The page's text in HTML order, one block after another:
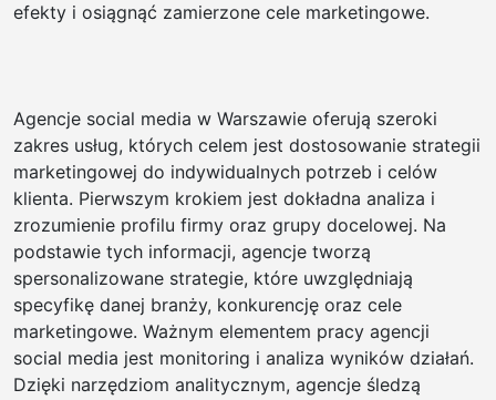
efekty i osiągnąć zamierzone cele marketingowe.
Agencje social media w Warszawie oferują szeroki
zakres usług, których celem jest dostosowanie strategii
marketingowej do indywidualnych potrzeb i celów
klienta. Pierwszym krokiem jest dokładna analiza i
zrozumienie profilu firmy oraz grupy docelowej. Na
podstawie tych informacji, agencje tworzą
spersonalizowane strategie, które uwzględniają
specyfikę danej branży, konkurencję oraz cele
marketingowe. Ważnym elementem pracy agencji
social media jest monitoring i analiza wyników działań.
Dzięki narzędziom analitycznym, agencje śledzą